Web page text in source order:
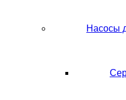
Насосы